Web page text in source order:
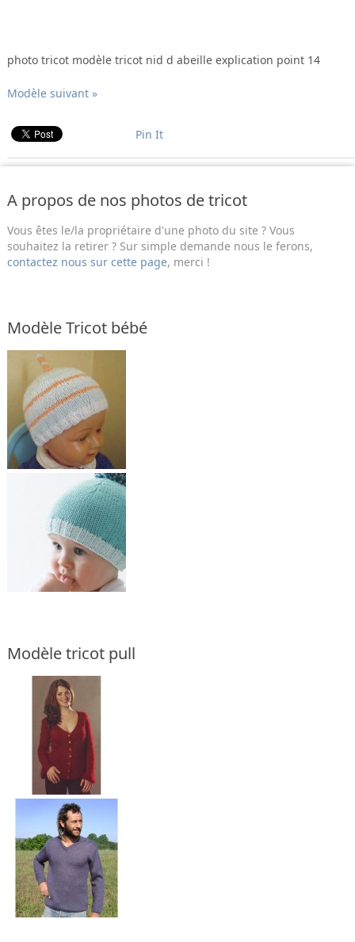
photo tricot modèle tricot nid d abeille explication point 14
Modèle suivant »
Pin It
A propos de nos photos de tricot
Vous êtes le/la propriétaire d'une photo du site ? Vous
souhaitez la retirer ? Sur simple demande nous le ferons,
contactez nous sur cette page, merci !
Modèle Tricot bébé
Modèle tricot pull